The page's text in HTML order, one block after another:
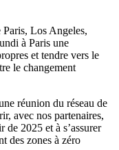
Los Angeles,
à Paris une
et tendre vers le
le changement
réunion du réseau de
avec nos partenaires,
de 2025 et à s’assurer
des zones à zéro